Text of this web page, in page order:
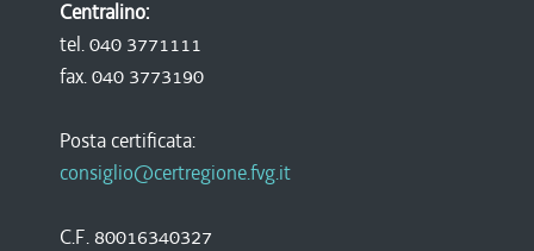
Centralino:
tel. 040 3771111
fax. 040 3773190
Posta certificata:
consiglio@certregione.fvg.it
C.F. 80016340327